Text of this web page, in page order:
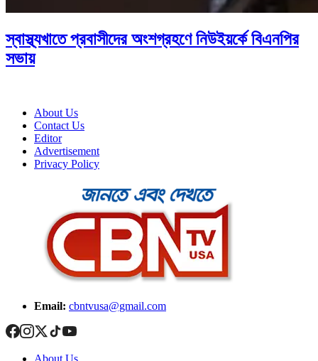
স্বাস্থ্যখাতে প্রবাসীদের অংশগ্রহণে নিউইয়র্কে বিএনপির
সভায়
About Us
Contact Us
Editor
Advertisement
Privacy Policy
Email: cbntvusa@gmail.com